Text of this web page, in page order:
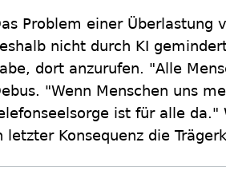
Problem einer Überlastung
nicht durch KI
dort anzurufen. "Alle
"Wenn Menschen uns
ist für alle da."
letzter Konsequenz die